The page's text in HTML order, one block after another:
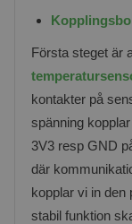
Första steget är
kontakter på
spänning
3V3 resp GND
där
kopplar vi in den
stabil funktion